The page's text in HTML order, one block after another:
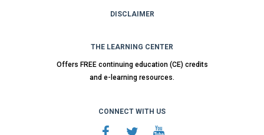
DISCLAIMER
THE LEARNING CENTER
Offers FREE continuing education (CE) credits
and e-learning resources.
CONNECT WITH US